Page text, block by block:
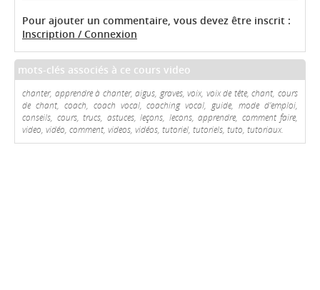
Pour ajouter un commentaire, vous devez être inscrit :
Inscription / Connexion
mots-clés associés à ce cours video
chanter, apprendre à chanter, aigus, graves, voix, voix de tête, chant, cours
de chant, coach, coach vocal, coaching vocal, guide, mode d'emploi,
conseils, cours, trucs, astuces, leçons, lecons, apprendre, comment faire,
video, vidéo, comment, videos, vidéos, tutoriel, tutoriels, tuto, tutoriaux.